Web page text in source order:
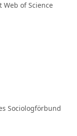
of Science
Sociologförbund